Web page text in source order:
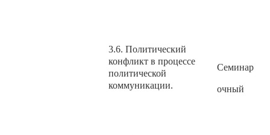
3.6. Политический
конфликт в процессе
политической
коммуникации.
Семинар
очный